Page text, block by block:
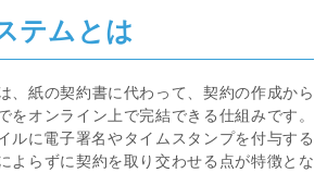
テムとは
、紙の契約書に代わって、契約の作成から
をオンライン上で完結できる仕組みです。
ルに電子署名やタイムスタンプを付与する
よらずに契約を取り交わせる点が特徴とな